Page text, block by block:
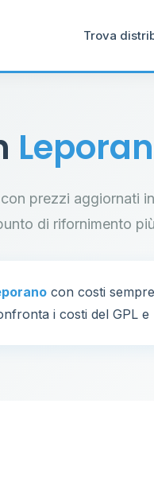
Trova
prezzi aggiornati
di rifornimento
con costi
i costi del GPL